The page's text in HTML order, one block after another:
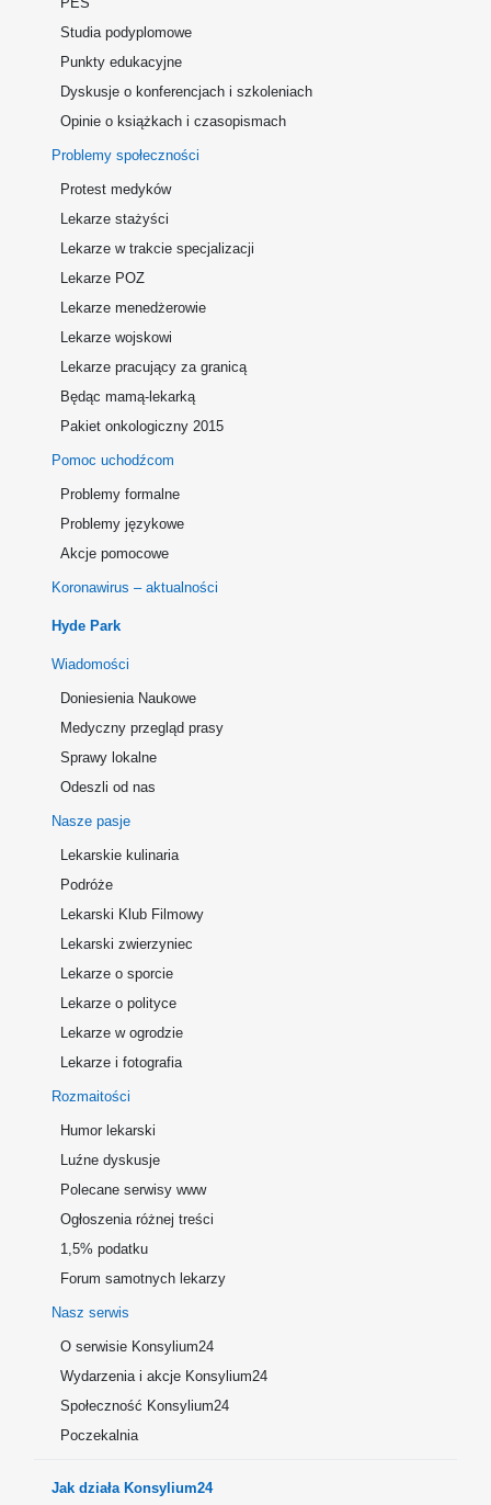
Studia podyplomowe
Punkty edukacyjne
Dyskusje o konferencjach i szkoleniach
Opinie o książkach i czasopismach
Problemy społeczności
Protest medyków
Lekarze stażyści
Lekarze w trakcie specjalizacji
Lekarze POZ
Lekarze menedżerowie
Lekarze wojskowi
Lekarze pracujący za granicą
Będąc mamą-lekarką
Pakiet onkologiczny 2015
Pomoc uchodźcom
Problemy formalne
Problemy językowe
Akcje pomocowe
Koronawirus – aktualności
Hyde Park
Wiadomości
Doniesienia Naukowe
Medyczny przegląd prasy
Sprawy lokalne
Odeszli od nas
Nasze pasje
Lekarskie kulinaria
Podróże
Lekarski Klub Filmowy
Lekarski zwierzyniec
Lekarze o sporcie
Lekarze o polityce
Lekarze w ogrodzie
Lekarze i fotografia
Rozmaitości
Humor lekarski
Luźne dyskusje
Polecane serwisy www
Ogłoszenia różnej treści
1,5% podatku
Forum samotnych lekarzy
Nasz serwis
O serwisie Konsylium24
Wydarzenia i akcje Konsylium24
Społeczność Konsylium24
Poczekalnia
Jak działa Konsylium24